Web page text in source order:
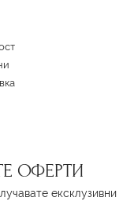
ОФЕРТИ
ексклузивни